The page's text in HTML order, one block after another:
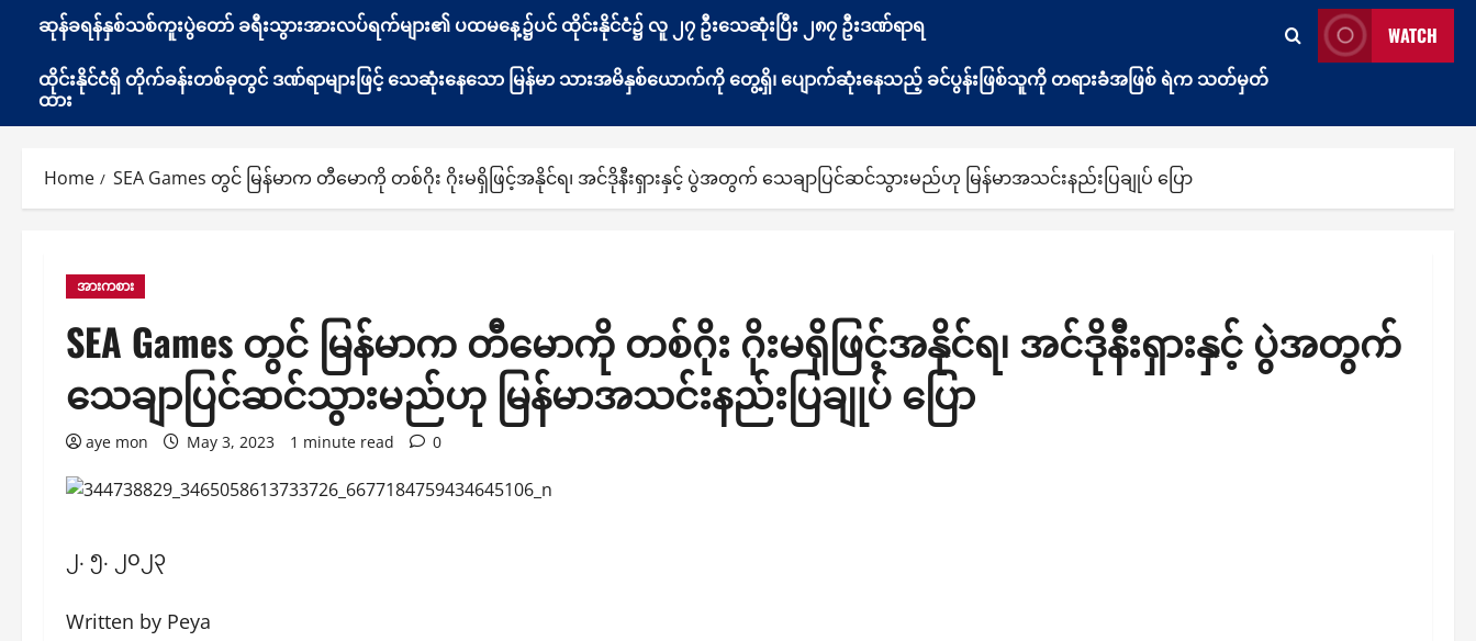
ဆုန်ခရန်နှစ်သစ်ကူးပွဲတော် ခရီးသွားအားလပ်ရက်များ၏ ပထမနေ့၌ပင် ထိုင်းနိုင်ငံ၌ လူ ၂၇ ဦးသေဆုံးပြီး ၂၈၇ ဦးဒဏ်ရာရ
ထိုင်းနိုင်ငံရှိ တိုက်ခန်းတစ်ခုတွင် ဒဏ်ရာများဖြင့် သေဆုံးနေသော မြန်မာ သားအမိနှစ်ယောက်ကို တွေ့ရှိ၊ ပျောက်ဆုံးနေသည့် ခင်ပွန်းဖြစ်သူကို တရားခံအဖြစ် ရဲက သတ်မှတ်
ထား
WATCH
Home SEA Games တွင် မြန်မာက တီမောကို တစ်ဂိုး ဂိုးမရှိ​ဖြင့်အနိုင်ရ၊ အင်ဒိုနီးရှားနှင့် ပွဲအတွက် သေချာပြင်ဆင်သွားမည်ဟု မြန်မာအသင်းနည်းပြချုပ် ပြော
အားကစား
SEA Games တွင် မြန်မာက တီမောကို တစ်ဂိုး ဂိုးမရှိ​ဖြင့်အနိုင်ရ၊ အင်ဒိုနီးရှားနှင့် ပွဲအတွက်
သေချာပြင်ဆင်သွားမည်ဟု မြန်မာအသင်းနည်းပြချုပ် ပြော
aye mon May 3, 2023 1 minute read 0
၂. ၅. ၂၀၂၃
Written by Peya